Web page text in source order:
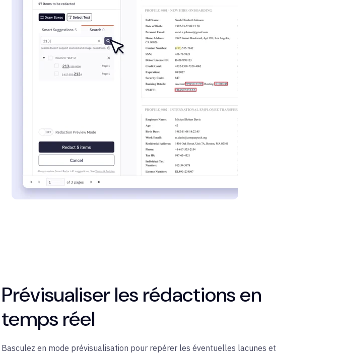
Prévisualiser les rédactions en
temps réel
Basculez en mode prévisualisation pour repérer les éventuelles lacunes et